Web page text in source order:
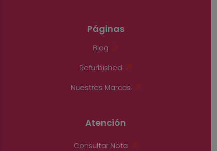
Páginas
Blog
Refurbished
Nuestras Marcas
Atención
Consultar Nota